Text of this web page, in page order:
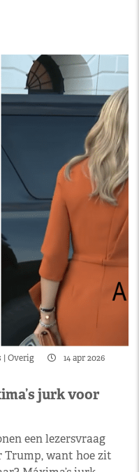
Overig
14 apr 2026
jurk voor
een lezersvraag
Trump, want hoe zit